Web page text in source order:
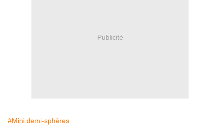
Publicité
#Mini demi-sphères